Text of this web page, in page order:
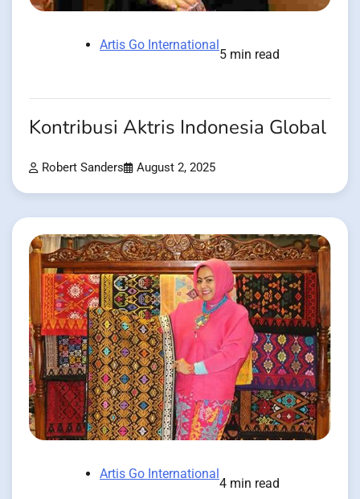
Artis Go International
5 min read
Kontribusi Aktris Indonesia Global
Robert Sanders August 2, 2025
Artis Go International
4 min read